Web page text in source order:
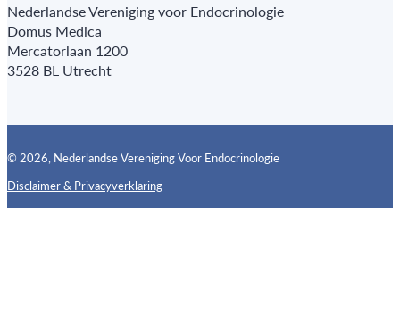
Nederlandse Vereniging voor Endocrinologie
Domus Medica
Mercatorlaan 1200
3528 BL Utrecht
© 2026, Nederlandse Vereniging Voor Endocrinologie
Disclaimer & PrivacyverklaringFollow us on X